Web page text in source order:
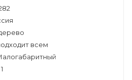
всем
1